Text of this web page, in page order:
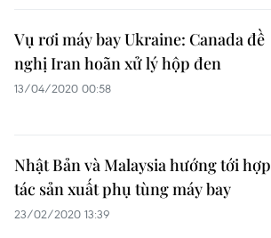
Vụ rơi máy bay Ukraine: Canada đề
nghị Iran hoãn xử lý hộp đen
13/04/2020 00:58
Nhật Bản và Malaysia hướng tới hợp
tác sản xuất phụ tùng máy bay
23/02/2020 13:39